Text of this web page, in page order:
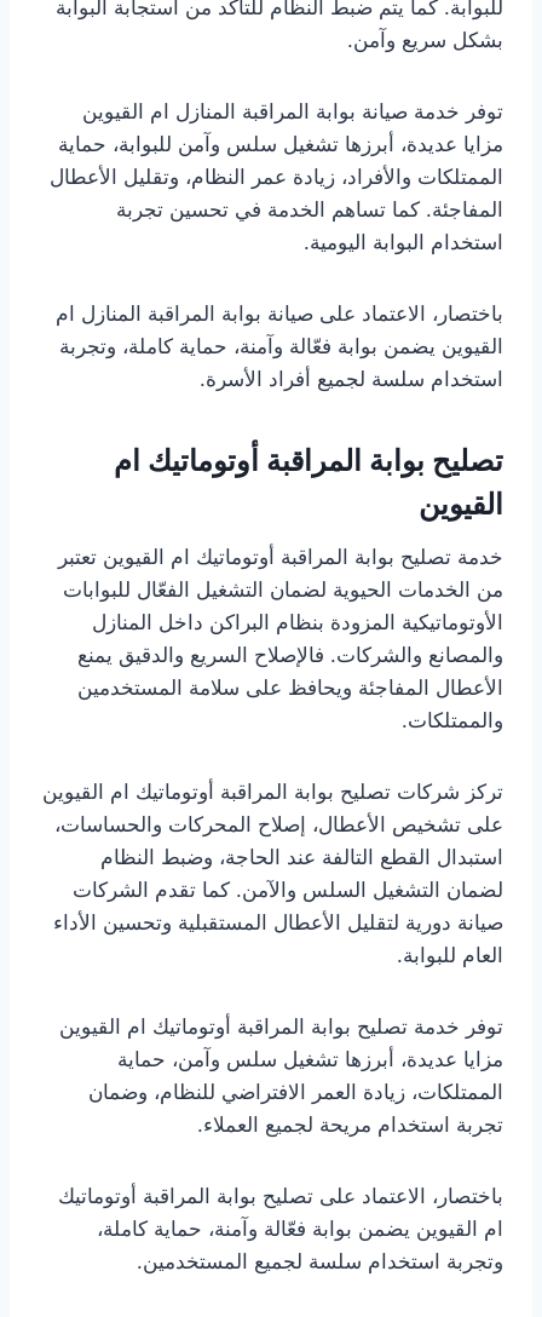
للبوابة. كما يتم ضبط النظام للتأكد من استجابة البوابة
بشكل سريع وآمن.
توفر خدمة صيانة بوابة المراقبة المنازل ام القيوين
مزايا عديدة، أبرزها تشغيل سلس وآمن للبوابة، حماية
الممتلكات والأفراد، زيادة عمر النظام، وتقليل الأعطال
المفاجئة. كما تساهم الخدمة في تحسين تجربة
استخدام البوابة اليومية.
باختصار، الاعتماد على صيانة بوابة المراقبة المنازل ام
القيوين يضمن بوابة فعّالة وآمنة، حماية كاملة، وتجربة
استخدام سلسة لجميع أفراد الأسرة.
تصليح بوابة المراقبة أوتوماتيك ام
القيوين
خدمة تصليح بوابة المراقبة أوتوماتيك ام القيوين تعتبر
من الخدمات الحيوية لضمان التشغيل الفعّال للبوابات
الأوتوماتيكية المزودة بنظام البراكن داخل المنازل
والمصانع والشركات. فالإصلاح السريع والدقيق يمنع
الأعطال المفاجئة ويحافظ على سلامة المستخدمين
والممتلكات.
تركز شركات تصليح بوابة المراقبة أوتوماتيك ام القيوين
على تشخيص الأعطال، إصلاح المحركات والحساسات،
استبدال القطع التالفة عند الحاجة، وضبط النظام
لضمان التشغيل السلس والآمن. كما تقدم الشركات
صيانة دورية لتقليل الأعطال المستقبلية وتحسين الأداء
العام للبوابة.
توفر خدمة تصليح بوابة المراقبة أوتوماتيك ام القيوين
مزايا عديدة، أبرزها تشغيل سلس وآمن، حماية
الممتلكات، زيادة العمر الافتراضي للنظام، وضمان
تجربة استخدام مريحة لجميع العملاء.
باختصار، الاعتماد على تصليح بوابة المراقبة أوتوماتيك
ام القيوين يضمن بوابة فعّالة وآمنة، حماية كاملة،
وتجربة استخدام سلسة لجميع المستخدمين.